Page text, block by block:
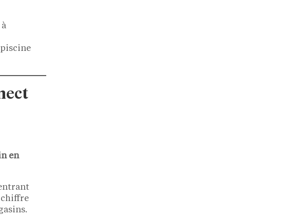
en
chiffre